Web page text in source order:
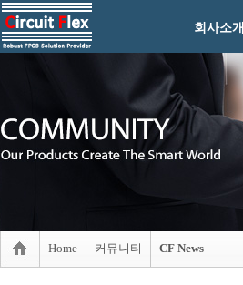
회사소개
Home 커뮤니티 CF News